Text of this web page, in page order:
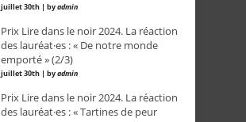
juillet 30th | byadmin
Prix Lire dans le noir 2024. La réaction
des lauréat·es : « De notre monde
emporté » (2/3)
juillet 30th | byadmin
Prix Lire dans le noir 2024. La réaction
des lauréat·es : « Tartines de peur